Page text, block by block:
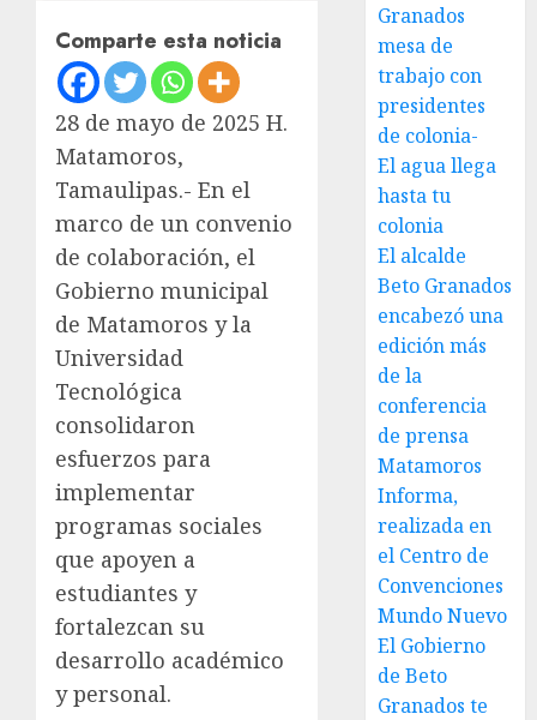
Comparte esta noticia
28 de mayo de 2025 H.
Matamoros,
Tamaulipas.- En el
marco de un convenio
de colaboración, el
Gobierno municipal
de Matamoros y la
Universidad
Tecnológica
consolidaron
esfuerzos para
implementar
programas sociales
que apoyen a
estudiantes y
fortalezcan su
desarrollo académico
y personal.
Granados
mesa de
trabajo con
presidentes
de colonia-
El agua llega
hasta tu
colonia
El alcalde
Beto Granados
encabezó una
edición más
de la
conferencia
de prensa
Matamoros
Informa,
realizada en
el Centro de
Convenciones
Mundo Nuevo
El Gobierno
de Beto
Granados te